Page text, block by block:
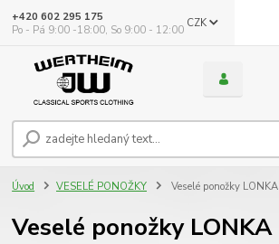
CZK
+420 602 295 175
Po - Pá 9:00 -18:00, So 9:00 - 12:00
Úvod VESELÉ PONOŽKY Veselé ponožky LONKA
Veselé ponožky LONKA